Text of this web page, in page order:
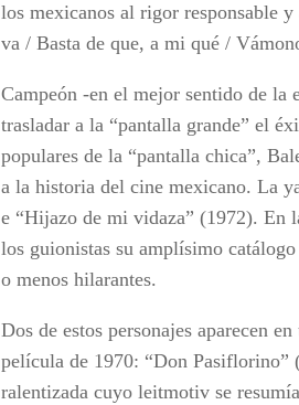
los mexicanos al rigor responsable
va / Basta de que, a mi qué /
Campeón -en el mejor sentido de la
trasladar a la “pantalla grande” el
populares de la “pantalla chica”,
a la historia del cine mexicano. La
e “Hijazo de mi vidaza” (1972). En
los guionistas su amplísimo
o menos hilarantes.
Dos de estos personajes aparecen
película de 1970: “Don Pasiflorino”
ralentizada cuyo leitmotiv se